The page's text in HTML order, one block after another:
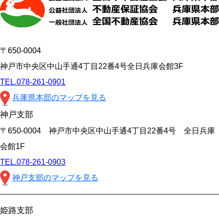
〒650-0004
神戸市中央区中山手通4丁目22番4号全日兵庫会館3F
TEL.078-261-0901
兵庫県本部のマップを見る
神戸支部
〒650-0004 神戸市中央区中山手通4丁目22番4号 全日兵庫
会館1F
TEL.078-261-0903
神戸支部のマップを見る
姫路支部